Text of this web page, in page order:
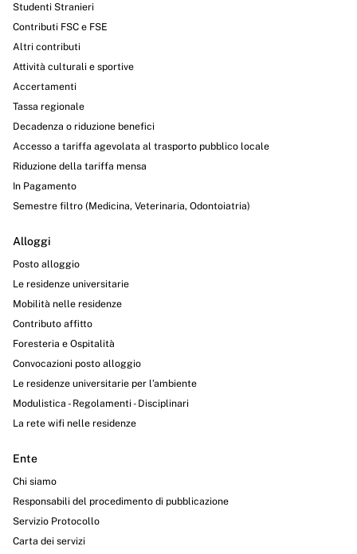
Studenti Stranieri
Contributi FSC e FSE
Altri contributi
Attività culturali e sportive
Accertamenti
Tassa regionale
Decadenza o riduzione benefici
Accesso a tariffa agevolata al trasporto pubblico locale
Riduzione della tariffa mensa
In Pagamento
Semestre filtro (Medicina, Veterinaria, Odontoiatria)
Alloggi
Posto alloggio
Le residenze universitarie
Mobilità nelle residenze
Contributo affitto
Foresteria e Ospitalità
Convocazioni posto alloggio
Le residenze universitarie per l’ambiente
Modulistica - Regolamenti - Disciplinari
La rete wifi nelle residenze
Ente
Chi siamo
Responsabili del procedimento di pubblicazione
Servizio Protocollo
Carta dei servizi